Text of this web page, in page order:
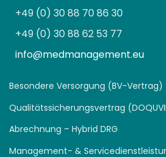
+49 (0) 30 88 70 86 30
+49 (0) 30 88 62 53 77
info@medmanagement.eu
Besondere Versorgung (BV-Vertrag)
Qualitätssicherungsvertrag
Abrechnung – Hybrid DRG
Management- &